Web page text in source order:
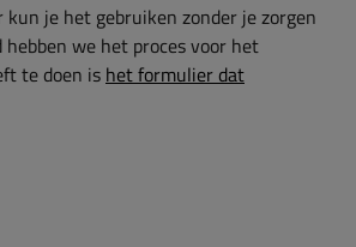
kun je het gebruiken zonder je zorgen
we het proces voor het
te doen is het formulier dat